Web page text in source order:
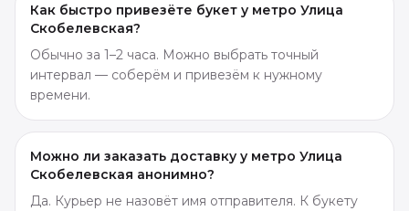
Как быстро привезёте букет у метро Улица
Скобелевская?
Обычно за 1–2 часа. Можно выбрать точный
интервал — соберём и привезём к нужному
времени.
Можно ли заказать доставку у метро Улица
Скобелевская анонимно?
Да. Курьер не назовёт имя отправителя. К букету